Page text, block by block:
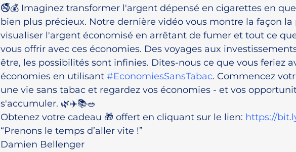
🚭💰 Imaginez transformer l'argent dépensé en cigarettes en
bien plus précieux. Notre dernière vidéo vous montre la façon la
visualiser l'argent économisé en arrêtant de fumer et tout ce
vous offrir avec ces économies. Des voyages aux
être, les possibilités sont infinies. Dites-nous ce que vous feriez
économies en utilisant #EconomiesSansTabac. Commencez
une vie sans tabac et regardez vos économies - et vos
s'accumuler. 🌿✈️📚🥗
Obtenez votre cadeau 🎁 offert en cliquant sur le lien: https://
“Prenons le temps d’aller vite !”
Damien Bellenger